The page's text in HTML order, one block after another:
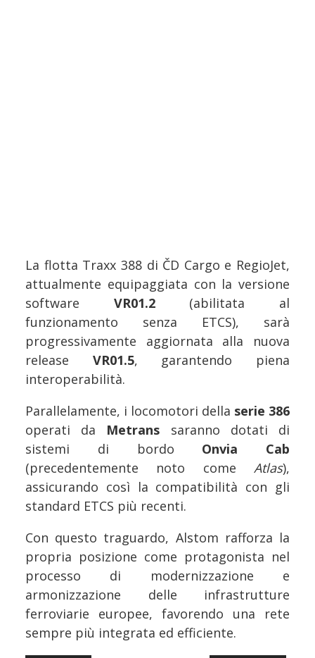
La flotta Traxx 388 di ČD Cargo e RegioJet,
attualmente equipaggiata con la versione
software VR01.2(abilitata al
funzionamento senza ETCS), sarà
progressivamente aggiornata alla nuova
release VR01.5, garantendo piena
interoperabilità.
Parallelamente, i locomotori della serie 386
operati da Metrans saranno dotati di
sistemi di bordo Onvia Cab
(precedentemente noto come Atlas),
assicurando così la compatibilità con gli
standard ETCS più recenti.
Con questo traguardo, Alstom rafforza la
propria posizione come protagonista nel
processo di modernizzazione e
armonizzazione delle infrastrutture
ferroviarie europee, favorendo una rete
sempre più integrata ed efficiente.